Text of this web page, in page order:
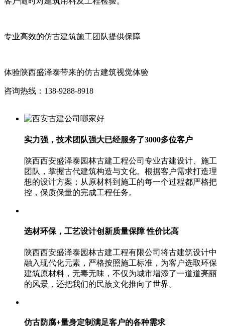
专业高效的仿古建筑施工团队提供保障
体验陕西盛泽泰带来的仿古建筑视觉体验
咨询热线：138-9288-8918
实力强，技术团队强大已经服务了3000多位客户
陕西西安盛泽泰园林古建工程公司专业古建设计、施工
团队，掌握古代建筑构造与文化。根据客户需求打造理
想的设计方案；从原材料到施工的每一个过程都严格把
控，保质保量的完成工程任务。
选材环保，工艺设计创新质量保障 性价比高
陕西西安盛泽泰园林古建工程有限公司将古建筑设计中
融入现代化元素，严格按照施工标准，为客户选取环保
建筑原材料，无毒无味，不仅为城市增添了一道道亮丽
的风景，还把我们的民族文化推向了世界。
仿古防腐+量身定制满足客户的各种需求